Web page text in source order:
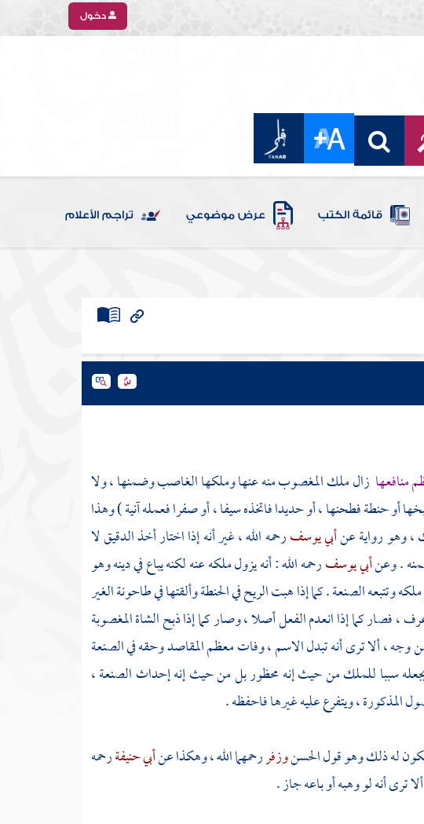
دخول
قائمة الكتب عرض موضوعي تراجم الأعلام
منافعها زال ملك المغصوب منه عنها وملكها الغاصب وضمنها ، ولا
أو حنطة فطحنها ، أو حديدا فاتخذه سيفا ، أو صفرا فعمله آنية ) وهذا
، وهو رواية عنأبي يوسفرحمه الله ، غير أنه إذا اختار أخذ الدقيق لا
. وعنأبي يوسفرحمه الله : أنه يزول ملكه عنه لكنه يباع في دينه وهو
وتتبعه الصنعة . كما إذا هبت الريح في الحنطة وألقتها في طاحونة الغير
فصار كما إذا انعدم الفعل أصلا ، وصار كما إذا ذبح الشاة المغصوبة
، ألا ترى أنه تبدل الاسم ، وفات معظم المقاصد وحقه في الصنعة
سببا للملك من حيث إنه محظور بل من حيث إنه إحداث الصنعة ،
المذكورة ، ويتفرع عليه غيرها فاحفظه .
له ذلك وهو قولالحسنوزفررحمهما الله ، وهكذا عنأبي حنيفةرحمه
ترى أنه لو وهبه أو باعه جاز .